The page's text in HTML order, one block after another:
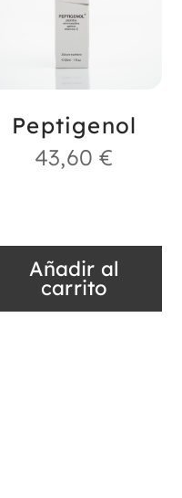
Peptigenol
43,60€
Añadir al
carrito